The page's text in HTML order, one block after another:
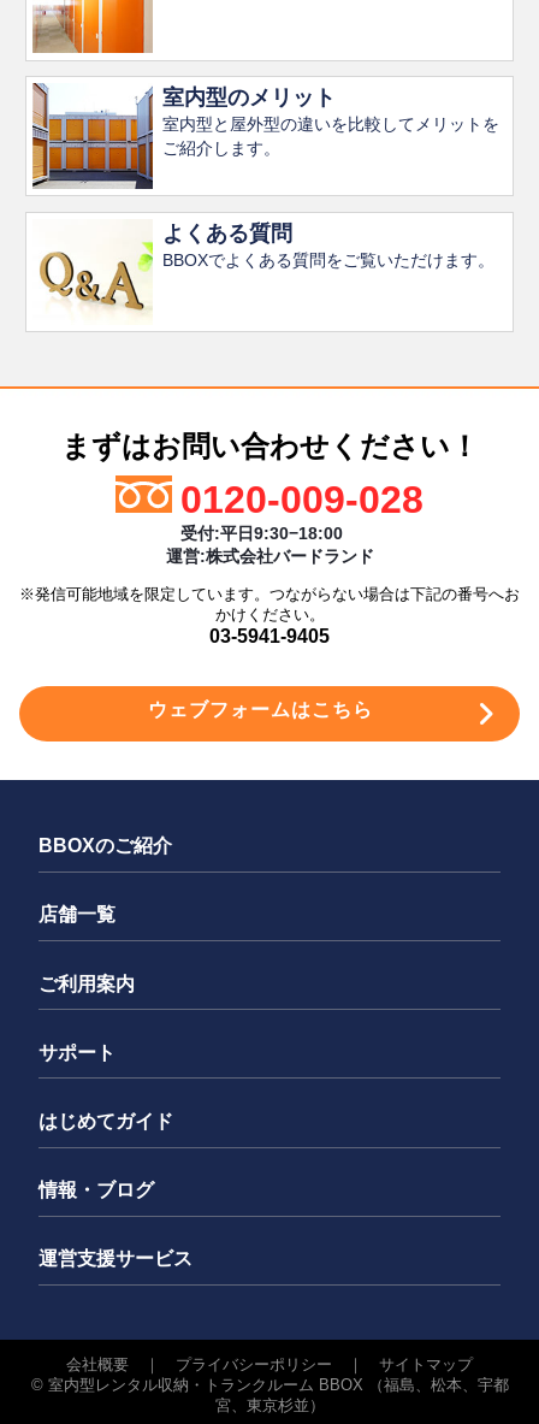
第3条 （収納物管理責任）
乙は毎月一回以上物件の扉を開け、収納物の点検をし
なければならない。
乙は物件内の収納物全てについて自己の責任にて管理
する。又、乙の依頼若しくは承諾による乙の家族・友
人・知人等による収納物搬入出に於いても同様に乙の
責任とする。
乙は物件内の収納物に異常を発見した場合は、速やか
第4条 （通知義務）
乙は、本契約の終了する（終了事由を問わない。）ま
での間、現住所の変更又は、連絡先の変更が有った場
合は、速やかに甲及び丙に書面にて通知し、甲丙の確
認（承諾）を得なければならない。
乙は、物件に異常を発見した場合は、速やかに甲に連
絡のうえ報告する。
場合も、甲に連絡のうえ物件管理に協力する。
甲または丙から乙への連絡、通知及び意思表示は、乙が甲
または丙に届け出た住所に宛てた書面の郵送によって行う
場合にはその発送をもって、乙が甲または丙に届け出たフ
ルアドレスまたは携帯番号に宛てたメールおよびSMSによ
したものと見なし、乙はこれを受領しなかった場合にも異
議を述べることができない。
第6条 （禁止収納物）
乙は、物件内に次の動産類等を収納してはならない。
① 現金・有価証券・通帳・印章・宝石・貴金属・金庫等
含む船舶等の原動機付の物。但し、バイクコンテナは
自動二輪全てを除く。
第6条（保証債務の履行）
一部を遅滞したときは、丙は乙に対して何ら通知、催
告することなく、保証債務の履行をすることができ
る。
（2）丙が保証債務を履行したときは、乙は丙に対し、次
の各号に定める金額を速やかに償還しなければならな
い。
① 丙の甲に対する保証債務履行額。
（3）乙が原契約に基づき甲に対して負担する債務を履行
しないことにつき正当な事由がある場合には、乙は丙
に対し、固定費用の支払日の前日までに、原契約に基
づき乙が甲に対して負担する債務を履行しない旨、及
び、その事由を連絡しなければならない。
（4）乙は前項の連絡を怠った場合、前項の事由の存在を
第7条（事前求償）
① 原契約又は本契約の各条項に一つでも違反したと
き。
の競売の申立てを受けたとき。
開始又は会社更生手続開始の申立てがあったとき。
④ 丙の責に帰すことのできない事由により丙に乙の所
在が不明となったとき。
⑤ 前各号のほか求償権の保全を必要とする相当の事由
が生じたとき。
（2）丙が前項により乙に対して求償権を行使する場合、
第8条（遅滞情報等の通知）
申込者及び連帯保証人は、当社が本契約を締結しようとす
る者が申込者及び連帯保証人本人であることに相違ないか
を確認するため、本籍地等の情報を含む運転免許証・パス
ポートなどの個人を証明する書類の提出をすることを同意
します。
当社は、取得した個人情報を次に掲げる場合を除くほ
か、あらかじめ本人の同意を得ないで、第三者に提供
することはありません。
ある場合であって、本人の同意を得ることが困難で
あるとき。
（３）公衆衛生の向上又は児童の健全な育成の推進の
ために特に必要がある場合であって本人の同意を得
ることによって当該事務の遂行に支障を及ぼすおそ
て協力する必要がある場合であって、本人の同意を
れがあるとき。
申込者及び連帯保証人は、以下の定めに従い、当社が
①一時使用賃貸借契約対象不動産の譲渡の伴う新所有
②債権譲渡に伴う新債権者への情報の引継ぎ
（提供される情報）
第1条に定める個人情報
（提供する手段）
②暗号化された伝送
当社は、第2条に定める利用目的の達成に必要な範囲内に
合があります。その場合、当社は、個人情報が安全に管理
されるよう、法令に基づき委託先に対する必要かつ適切な
お問い合せ
当社の個人情報の取扱に関するお問い合せは下記までご連
絡ください。
株式会社バードランド
電話番号：03-5941-9405
メールアドレス：info@bland.jp
当社規定の個人情報保護方針に同意する
室内型のメリット
室内型と屋外型の違いを比較してメリットを
ご紹介します。
よくある質問
BBOXでよくある質問をご覧いただけます。
まずはお問い合わせください！
0120-009-028
受付:平日9:30−18:00
運営:株式会社バードランド
※発信可能地域を限定しています。つながらない場合は下記の番号へお
かけください。
03-5941-9405
ウェブフォームはこちら
BBOXのご紹介
店舗一覧
ご利用案内
サポート
はじめてガイド
情報・ブログ
運営支援サービス
会社概要 ｜ プライバシーポリシー ｜ サイトマップ
© 室内型レンタル収納・トランクルーム BBOX （福島、松本、宇都
宮、東京杉並）